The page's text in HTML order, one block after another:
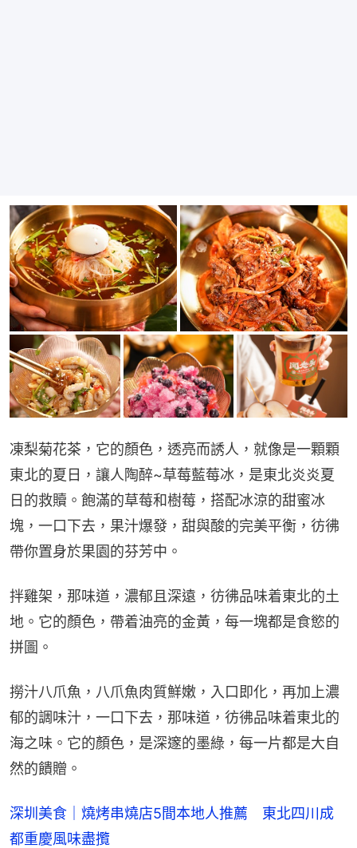
凍梨菊花茶，它的顏色，透亮而誘人，就像是一顆顆
東北的夏日，讓人陶醉~草莓藍莓冰，是東北炎炎夏
日的救贖。飽滿的草莓和樹莓，搭配冰涼的甜蜜冰
塊，一口下去，果汁爆發，甜與酸的完美平衡，彷彿
帶你置身於果園的芬芳中。
拌雞架，那味道，濃郁且深遠，彷彿品味着東北的土
地。它的顏色，帶着油亮的金黃，每一塊都是食慾的
拼圖。
撈汁八爪魚，八爪魚肉質鮮嫩，入口即化，再加上濃
郁的調味汁，一口下去，那味道，彷彿品味着東北的
海之味。它的顏色，是深邃的墨綠，每一片都是大自
然的饋贈。
深圳美食｜燒烤串燒店5間本地人推薦 東北四川成
都重慶風味盡攬